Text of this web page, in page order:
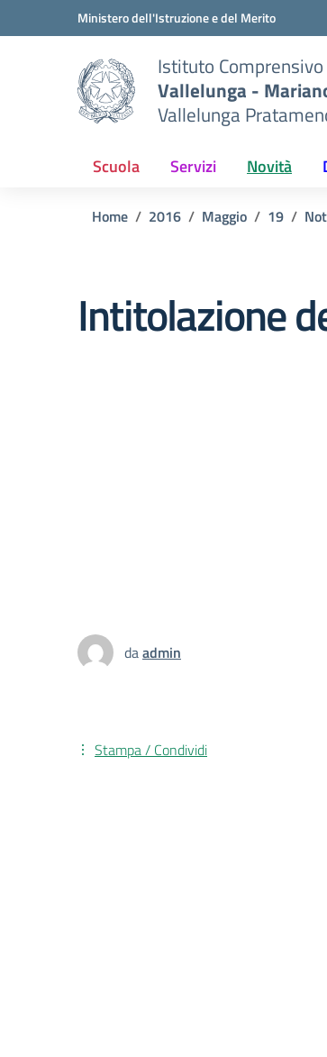
Vai ai contenuti
Vai al menu di navigazioneMinistero dell'Istruzione e del Merito
Istituto Comprensivo
Vallelunga -
Vallelunga
Scuola Servizi Novità
Home 2016 Maggio 19
Intitolazione
daadmin
Stampa / Condividi